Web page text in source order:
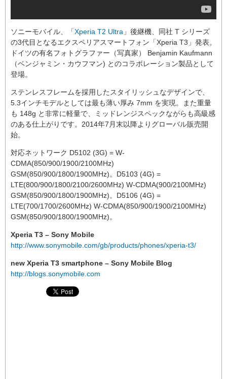
ソニーモバイル、「Xperia T2 Ultra 」後継機、同社 T シリーズ
の3代目となるエクスペリアスマートフォン「Xperia T3」発表。
ドイツの有名フォトグラファー（写真家） Benjamin Kaufmann
（ベンジャミン・カウフマン) とのコラボレーション製品として
登場。
ステンレスフレームを採用したスタイリッシュなデザインで、
5.3インチモデルとしては最も薄い厚み 7mm を実現。また重量
も 148g と非常に軽量で、ミッドレンジスペックながらも高級感
のある仕上がりです。2014年7月末以降よりグローバル販売開
始。
対応ネットワーク D5102 (3G) = W-
CDMA(850/900/1900/2100MHz)
GSM(850/900/1800/1900MHz)。D5103 (4G) =
LTE(800/900/1800/2100/2600MHz) W-CDMA(900/2100MHz)
GSM(850/900/1800/1900MHz)。D5106 (4G) =
LTE(700/1700/2600MHz) W-CDMA(850/900/1900/2100MHz)
GSM(850/900/1800/1900MHz)。
Xperia T3 – Sony Mobile
http://www.sonymobile.com/gb/products/phones/xperia-t3/
new Xperia T3 smartphone – Sony Mobile Blog
http://blogs.sonymobile.com